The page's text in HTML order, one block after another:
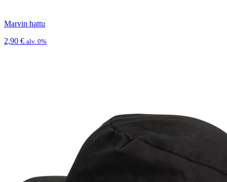
Marvin hattu
2,90 € alv. 0%